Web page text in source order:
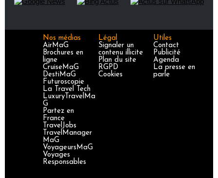
Nos médias
AirMaG
Brochures en
ligne
CruiseMaG
DestiMaG
Futuroscopie
La Travel Tech
LuxuryTravelMa
G
Partez en
France
TravelJobs
TravelManager
MaG
VoyageursMaG
Voyages
Responsables
Légal
Signaler un
contenu illicite
Plan du site
RGPD
Cookies
Utiles
Contact
Publicité
Agenda
La presse en
parle